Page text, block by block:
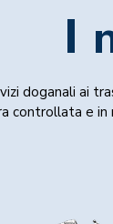
I
doganali ai
controllata e in